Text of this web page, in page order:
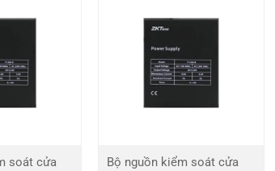
soát cửa
Bộ nguồn kiểm soát cửa